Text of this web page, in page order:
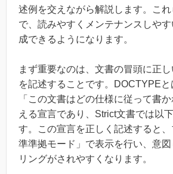
述例を交えながら解説します。こ
で、読みやすくメンテナンスしや
成できるようになります。
まず重要なのは、文書の冒頭に正
を記述することです。DOCTYPE
「この文書はどの仕様に従って書
える宣言であり、Strict文書では以
す。この宣言を正しく記述すると
準準拠モード」で表示を行い、意
リングがされやすくなります。